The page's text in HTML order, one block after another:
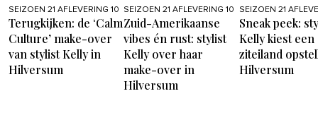
SEIZOEN 21 AFLEVERING 10
Terugkijken: de ‘Calm
Culture’ make-over
van stylist Kelly in
Hilversum
SEIZOEN 21 AFLEVERING 10
Zuid-Amerikaanse
vibes én rust: stylist
Kelly over haar
make-over in
Hilversum
SEIZOEN 21
Sneak peek:
Kelly kiest een
ziteiland
Hilversum